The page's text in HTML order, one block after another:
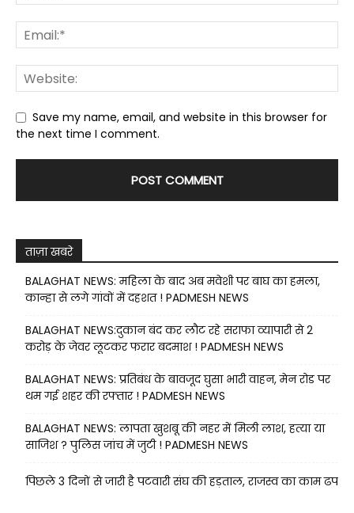
Save my name, email, and website in this browser for
the next time I comment.
ताज़ा खबरे
BALAGHAT NEWS: महिला के बाद अब मवेशी पर बाघ का हमला,
कान्हा से लगे गांवों में दहशत ! PADMESH NEWS
BALAGHAT NEWS:दुकान बंद कर लौट रहे सराफा व्यापारी से 2
करोड़ के जेवर लूटकर फरार बदमाश ! PADMESH NEWS
BALAGHAT NEWS: प्रतिबंध के बावजूद घुसा भारी वाहन, मेन रोड पर
थम गई शहर की रफ्तार ! PADMESH NEWS
BALAGHAT NEWS: लापता खुशबू की नहर में मिली लाश, हत्या या
साजिश ? पुलिस जांच में जुटी ! PADMESH NEWS
पिछले 3 दिनों से जारी है पटवारी संघ की हड़ताल, राजस्व का काम ढप